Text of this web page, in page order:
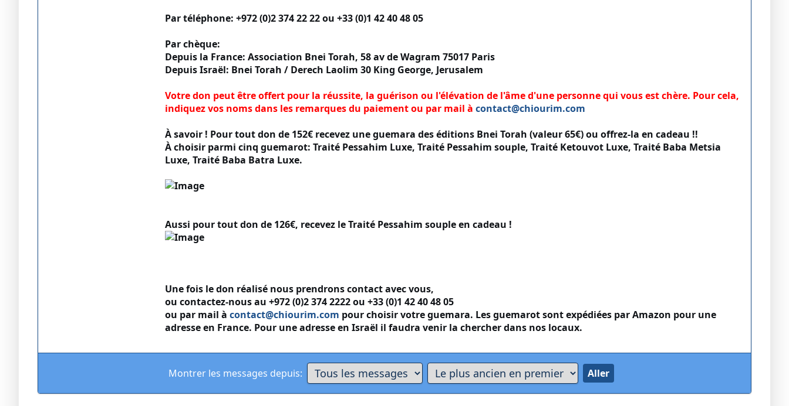
Par téléphone: +972 (0)2 374 22 22 ou +33 (0)1 42 40 48 05
Par chèque:
Depuis la France: Association Bnei Torah, 58 av de Wagram 75017 Paris
Depuis Israël: Bnei Torah / Derech Laolim 30 King George, Jerusalem
Votre don peut être offert pour la réussite, la guérison ou l'élévation de l'âme d'une personne qui vous est chère. Pour cela,
indiquez vos noms dans les remarques du paiement ou par mail à contact@chiourim.com
À savoir ! Pour tout don de 152€ recevez une guemara des éditions Bnei Torah (valeur 65€) ou offrez-la en cadeau !!
À choisir parmi cinq guemarot: Traité Pessahim Luxe, Traité Pessahim souple, Traité Ketouvot Luxe, Traité Baba Metsia
Luxe, Traité Baba Batra Luxe.
Aussi pour tout don de 126€, recevez le Traité Pessahim souple en cadeau !
Une fois le don réalisé nous prendrons contact avec vous,
ou contactez-nous au +972 (0)2 374 2222 ou +33 (0)1 42 40 48 05
ou par mail à contact@chiourim.com pour choisir votre guemara. Les guemarot sont expédiées par Amazon pour une
adresse en France. Pour une adresse en Israël il faudra venir la chercher dans nos locaux.
Montrer les messages depuis: